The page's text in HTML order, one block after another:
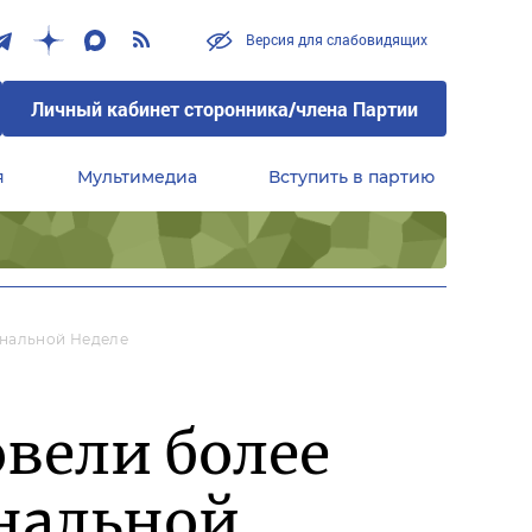
Версия для слабовидящих
Личный кабинет сторонника/члена Партии
Мультимедиа Вступить в партию
Неделе
более